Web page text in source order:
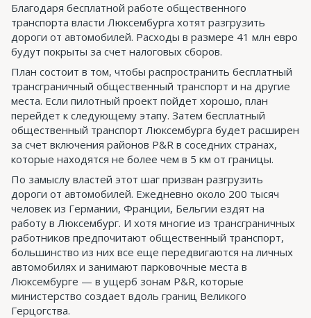
Благодаря бесплатной работе общественного
транспорта власти Люксембурга хотят разгрузить
дороги от автомобилей. Расходы в размере 41 млн евро
будут покрыты за счет налоговых сборов.
План состоит в том, чтобы распространить бесплатный
трансграничный общественный транспорт и на другие
места. Если пилотный проект пойдет хорошо, план
перейдет к следующему этапу. Затем бесплатный
общественный транспорт Люксембурга будет расширен
за счет включения районов P&R в соседних странах,
которые находятся не более чем в 5 км от границы.
По замыслу властей этот шаг призван разгрузить
дороги от автомобилей. Ежедневно около 200 тысяч
человек из Германии, Франции, Бельгии ездят на
работу в Люксембург. И хотя многие из трансграничных
работников предпочитают общественный транспорт,
большинство из них все еще передвигаются на личных
автомобилях и занимают парковочные места в
Люксембурге — в ущерб зонам P&R, которые
министерство создает вдоль границ Великого
Герцогства.